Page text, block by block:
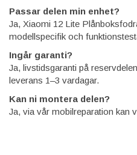
Passar delen min enhet?
Ja, Xiaomi 12 Lite
modellspecifik och
Ingår garanti?
Ja, livstidsgaranti på
leverans 1–3 vardagar.
Kan ni montera delen?
Ja, via vår mobilreparation kan